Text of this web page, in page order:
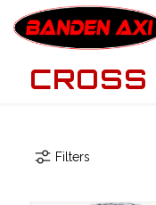
Filters